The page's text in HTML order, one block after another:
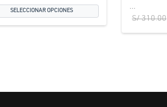
original
era:
actual es:
S/ 110.00.
SELECCIONAR OPCIONES
...
S/310.00